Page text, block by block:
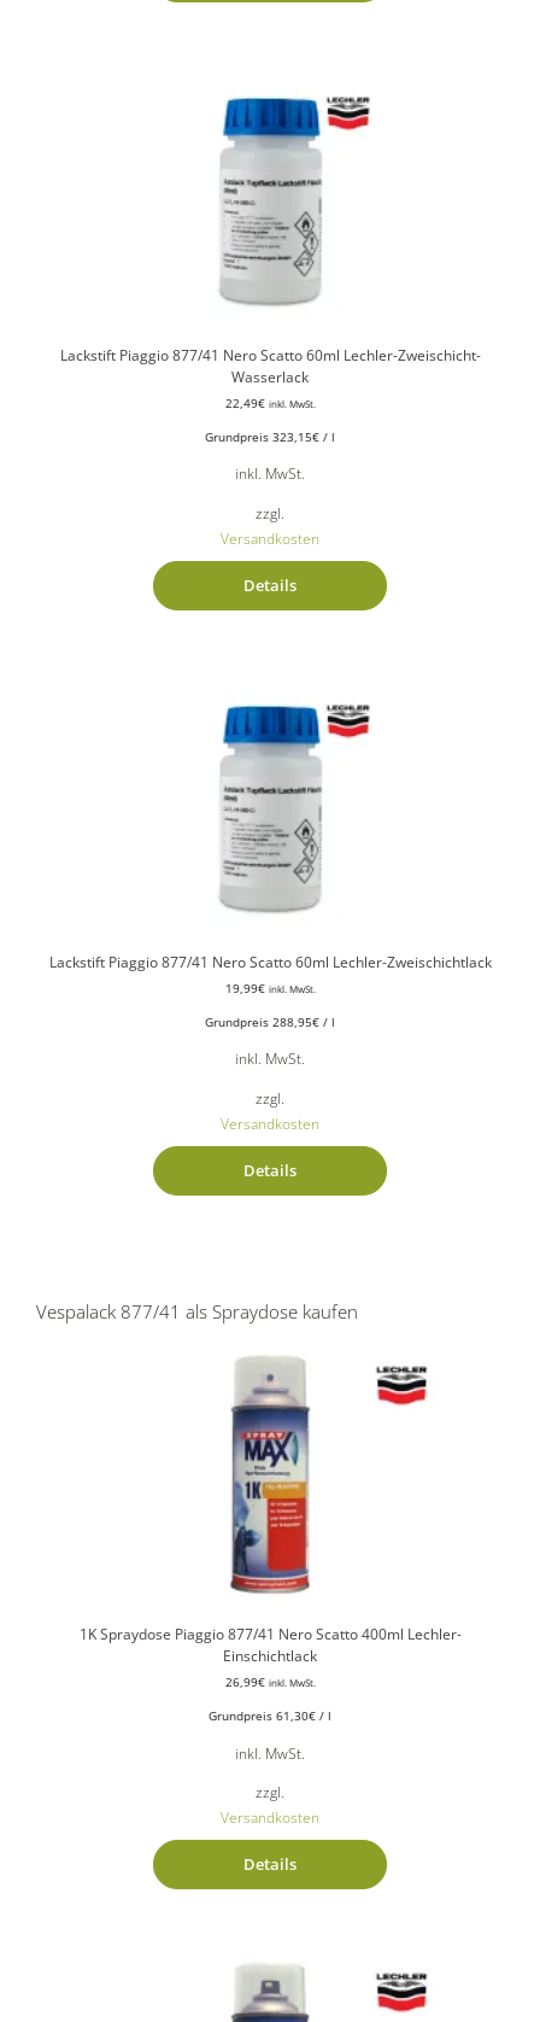
Lackstift Piaggio 877/41 Nero Scatto 60ml Lechler-Zweischicht-
Wasserlack
22,49€ inkl. MwSt.
Grundpreis 323,15€ / l
inkl. MwSt.
zzgl.
Versandkosten
Details
Lackstift Piaggio 877/41 Nero Scatto 60ml Lechler-Zweischichtlack
19,99€ inkl. MwSt.
Grundpreis 288,95€ / l
inkl. MwSt.
zzgl.
Versandkosten
Details
Vespalack 877/41 als Spraydose kaufen
1K Spraydose Piaggio 877/41 Nero Scatto 400ml Lechler-
Einschichtlack
26,99€ inkl. MwSt.
Grundpreis 61,30€ / l
inkl. MwSt.
zzgl.
Versandkosten
Details